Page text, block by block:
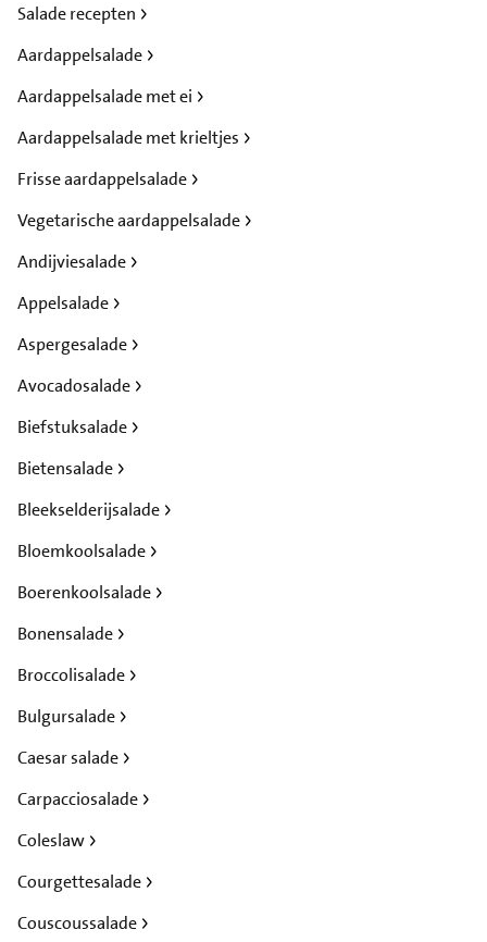
Salade recepten
Aardappelsalade
Aardappelsalade met ei
Aardappelsalade met krieltjes
Frisse aardappelsalade
Vegetarische aardappelsalade
Andijviesalade
Appelsalade
Aspergesalade
Avocadosalade
Biefstuksalade
Bietensalade
Bleekselderijsalade
Bloemkoolsalade
Boerenkoolsalade
Bonensalade
Broccolisalade
Bulgursalade
Caesar salade
Carpacciosalade
Coleslaw
Courgettesalade
Couscoussalade